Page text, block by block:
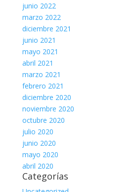
junio 2022
marzo 2022
diciembre 2021
junio 2021
mayo 2021
abril 2021
marzo 2021
febrero 2021
diciembre 2020
noviembre 2020
octubre 2020
julio 2020
junio 2020
mayo 2020
abril 2020
Categorías